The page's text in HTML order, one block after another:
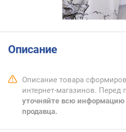
Описание
Описание товара
интернет-магазинов. Перед
уточняйте всю информацию
продавца.